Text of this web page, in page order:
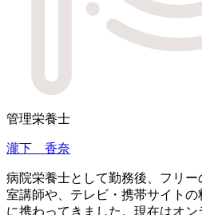
管理栄養士
瀧下 香奈
病院栄養士として勤務後、フリ
室講師や、テレビ・携帯サイト
に携わってきました。現在はオ